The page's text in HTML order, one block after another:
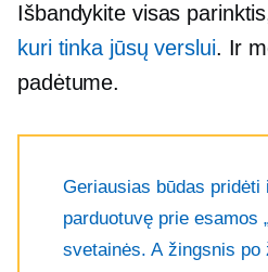
Išbandykite visas
kuri tinka jūsų verslui. Ir
padėtume.
Geriausias būdas pridėti
parduotuvę prie esamos
svetainės. A žingsnis po